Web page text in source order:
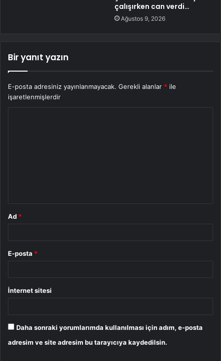
çalışırken can verdi…
Ağustos 9, 2026
Bir yanıt yazın
E-posta adresiniz yayınlanmayacak. Gerekli alanlar * ile
işaretlenmişlerdir
Ad *
E-posta *
İnternet sitesi
Daha sonraki yorumlarımda kullanılması için adım, e-posta
adresim ve site adresim bu tarayıcıya kaydedilsin.